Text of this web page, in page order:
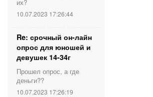
их?
10.07.2023 17:26:44
Re: срочный он-лайн
опрос для юношей и
девушек 14-34г
Прошел опрос, а где
деньги??
10.07.2023 17:26:19